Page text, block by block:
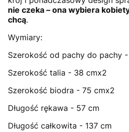
nie czeka – ona wybiera
chcą.
Wymiary:
Szerokość od pachy do pachy
Szerokość talia - 38 cmx2
Szerokość biodra - 75 cmx2
Długość rękawa - 57 cm
Długość całkowita - 137 cm